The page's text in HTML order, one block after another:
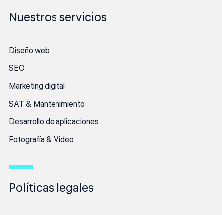
Nuestros servicios
Diseño web
SEO
Marketing digital
SAT & Mantenimiento
Desarrollo de aplicaciones
Fotografía & Video
Políticas legales